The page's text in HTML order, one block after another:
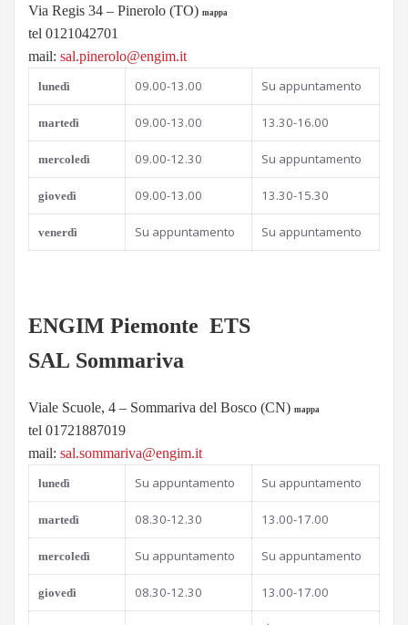
Via Regis 34 – Pinerolo (TO) mappa
tel 0121042701
mail: sal.pinerolo@engim.it
lunedì 09.00-13.00 Su appuntamento
martedì 09.00-13.00 13.30-16.00
mercoledì 09.00-12.30 Su appuntamento
giovedì 09.00-13.00 13.30-15.30
venerdì Su appuntamento Su appuntamento
ENGIM Piemonte ETS
SAL Sommariva
Viale Scuole, 4 – Sommariva del Bosco (CN) mappa
tel 01721887019
mail: sal.sommariva@engim.it
lunedì Su appuntamento Su appuntamento
martedì 08.30-12.30 13.00-17.00
mercoledì Su appuntamento Su appuntamento
giovedì 08.30-12.30 13.00-17.00